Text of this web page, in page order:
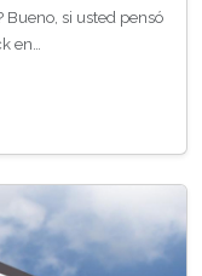
Bueno, si usted pensó
en…